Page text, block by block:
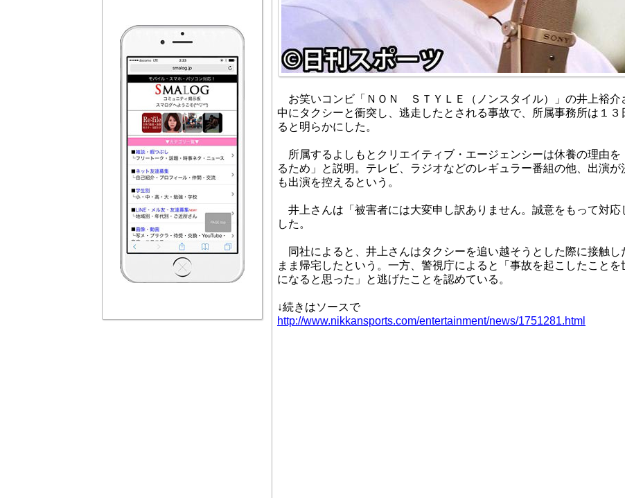
お笑いコンビ「ＮＯＮ ＳＴＹＬＥ（ノンスタイル）」の井上裕介
中にタクシーと衝突し、逃走したとされる事故で、所属事務所は１
ると明らかにした。
所属するよしもとクリエイティブ・エージェンシーは休養の理由を
るため」と説明。テレビ、ラジオなどのレギュラー番組の他、出演
も出演を控えるという。
井上さんは「被害者には大変申し訳ありません。誠意をもって対応
した。
同社によると、井上さんはタクシーを追い越そうとした際に接触し
まま帰宅したという。一方、警視庁によると「事故を起こしたこと
になると思った」と逃げたことを認めている。
↓続きはソースで
http://www.nikkansports.com/entertainment/news/1751281.html